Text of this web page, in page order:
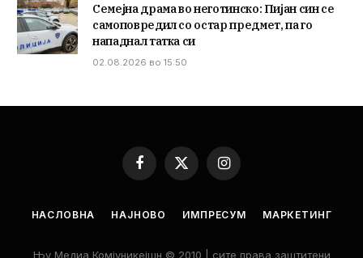
Семејна драма во неготинско: Пијан син се
самоповредил со остар предмет, па го
нападнал татка си
02.08.2026 во 15:50
Facebook
X
(Twitter)
Instagram
НАСЛОВНА НАЈНОВО ИМПРЕСУМ МАРКЕТИНГ
Њу Медиа Комјуникејшн © 2010 | сите права заштитени